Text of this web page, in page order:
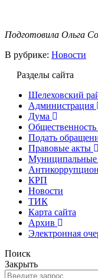
Подготовила Ольга
В рубрике: Новости
Разделы сайта
Шелеховский
Администрация
Дума
Общественность
Подать
Правовые акты
Муниципальные
КРП
Новости
ТИК
Карта сайта
Архив
Электронная
Поиск
Закрыть